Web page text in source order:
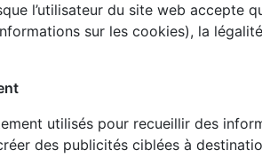
l’utilisateur du site web accepte
sur les cookies), la
utilisés pour recueillir des
des publicités ciblées à